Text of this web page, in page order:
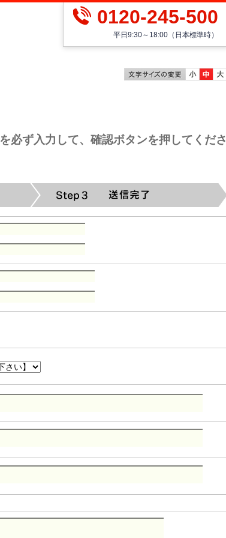
0120-245-500
平日9:30～18:00（日本標準時）
を必ず入力して、確認ボタンを押してくださ